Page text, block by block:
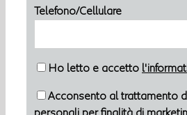
Telefono/Cellulare
Ho letto e accetto
Acconsento al trattamento